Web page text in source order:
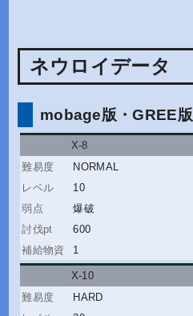
ネウロイデータ
mobage版・GREE版
X-8
NORMAL
10
爆破
600
1
X-10
HARD